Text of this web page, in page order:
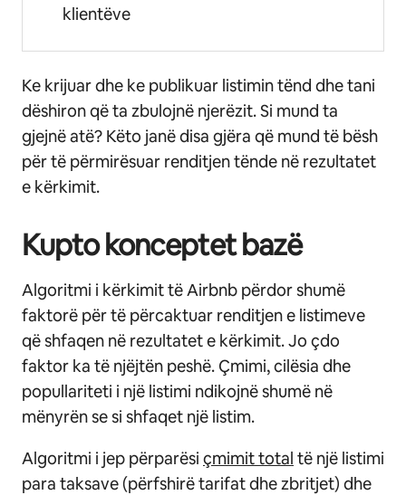
klientëve
Ke krijuar dhe ke publikuar listimin tënd dhe tani
dëshiron që ta zbulojnë njerëzit. Si mund ta
gjejnë atë? Këto janë disa gjëra që mund të bësh
për të përmirësuar renditjen tënde në rezultatet
e kërkimit.
Kupto konceptet bazë
Algoritmi i kërkimit të Airbnb përdor shumë
faktorë për të përcaktuar renditjen e listimeve
që shfaqen në rezultatet e kërkimit. Jo çdo
faktor ka të njëjtën peshë. Çmimi, cilësia dhe
popullariteti i një listimi ndikojnë shumë në
mënyrën se si shfaqet një listim.
Algoritmi i jep përparësi çmimit total të një listimi
para taksave (përfshirë tarifat dhe zbritjet) dhe